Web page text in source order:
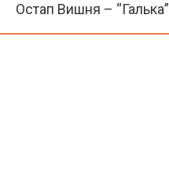
Остап Вишня – “Галька”